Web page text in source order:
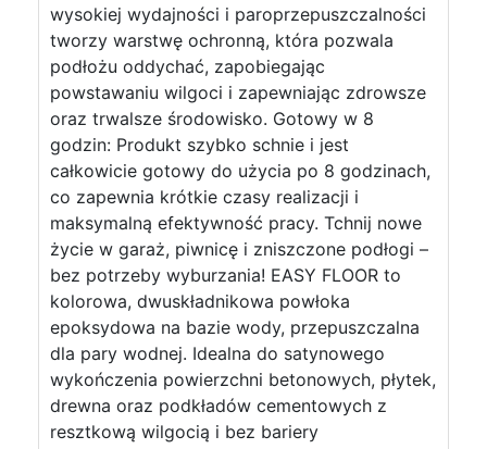
wysokiej wydajności i paroprzepuszczalności
tworzy warstwę ochronną, która pozwala
podłożu oddychać, zapobiegając
powstawaniu wilgoci i zapewniając zdrowsze
oraz trwalsze środowisko. Gotowy w 8
godzin: Produkt szybko schnie i jest
całkowicie gotowy do użycia po 8 godzinach,
co zapewnia krótkie czasy realizacji i
maksymalną efektywność pracy. Tchnij nowe
życie w garaż, piwnicę i zniszczone podłogi –
bez potrzeby wyburzania! EASY FLOOR to
kolorowa, dwuskładnikowa powłoka
epoksydowa na bazie wody, przepuszczalna
dla pary wodnej. Idealna do satynowego
wykończenia powierzchni betonowych, płytek,
drewna oraz podkładów cementowych z
resztkową wilgocią i bez bariery